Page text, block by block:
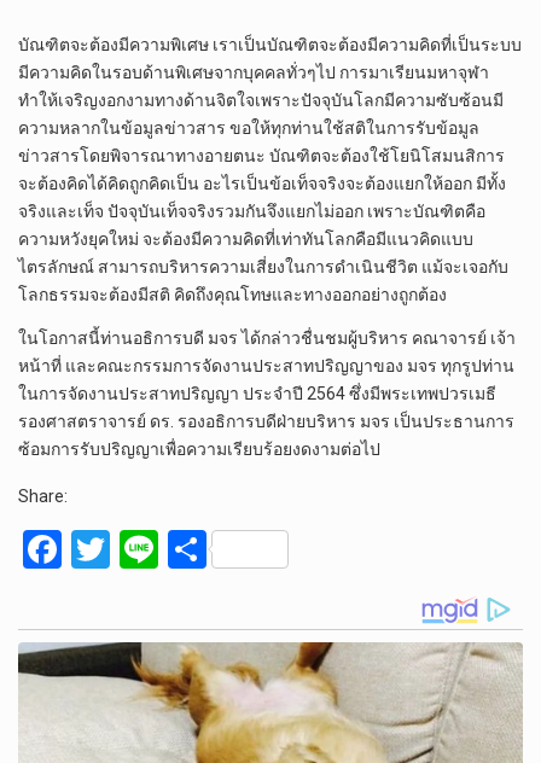
บัณฑิตจะต้องมีความพิเศษ เราเป็นบัณฑิตจะต้องมีความคิดที่เป็นระบบ
มีความคิดในรอบด้านพิเศษจากบุคคลทั่วๆไป การมาเรียนมหาจุฬา
ทำให้เจริญงอกงามทางด้านจิตใจเพราะปัจจุบันโลกมีความซับซ้อนมี
ความหลากในข้อมูลข่าวสาร ขอให้ทุกท่านใช้สติในการรับข้อมูล
ข่าวสารโดยพิจารณาทางอายตนะ บัณฑิตจะต้องใช้โยนิโสมนสิการ
จะต้องคิดได้คิดถูกคิดเป็น อะไรเป็นข้อเท็จจริงจะต้องแยกให้ออก มีทั้ง
จริงและเท็จ ปัจจุบันเท็จจริงรวมกันจึงแยกไม่ออก เพราะบัณฑิตคือ
ความหวังยุคใหม่ จะต้องมีความคิดที่เท่าทันโลกคือมีแนวคิดแบบ
ไตรลักษณ์ สามารถบริหารความเสี่ยงในการดำเนินชีวิต แม้จะเจอกับ
โลกธรรมจะต้องมีสติ คิดถึงคุณโทษและทางออกอย่างถูกต้อง
ในโอกาสนี้ท่านอธิการบดี มจร ได้กล่าวชื่นชมผู้บริหาร คณาจารย์ เจ้า
หน้าที่ และคณะกรรมการจัดงานประสาทปริญญาของ มจร ทุกรูปท่าน
ในการจัดงานประสาทปริญญา ประจำปี 2564 ซึ่งมีพระเทพปวรเมธี
รองศาสตราจารย์ ดร. รองอธิการบดีฝ่ายบริหาร มจร เป็นประธานการ
ซ้อมการรับปริญญาเพื่อความเรียบร้อยงดงามต่อไป
Share:
F
ce
b
o
T
tt
er
Li
e
S
ar
e